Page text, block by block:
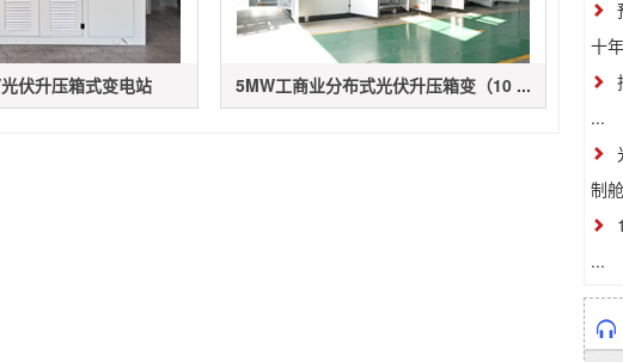
伏升压箱式变电站 5MW工商业分布式光伏升压箱变（10 ...
十
...
制
...